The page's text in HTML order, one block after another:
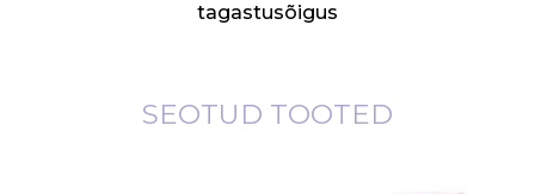
tagastusõigus
SEOTUD TOOTED